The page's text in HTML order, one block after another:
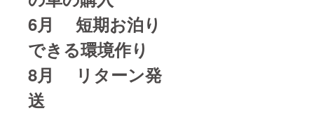
6月 短期お泊り
できる環境作り
8月 リターン発
送